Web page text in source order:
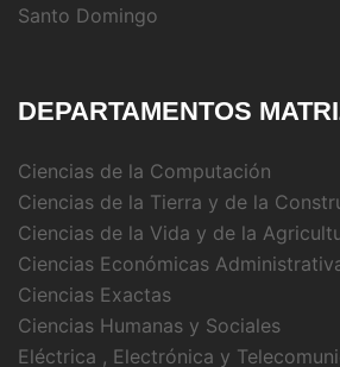
Santo Domingo
DEPARTAMENTOS
Ciencias de la Computación
Ciencias de la Tierra y de la
Ciencias de la Vida y de la
Ciencias Económicas
Ciencias Exactas
Ciencias Humanas y Sociales
Eléctrica , Electrónica y